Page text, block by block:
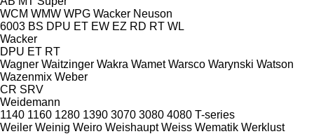
WCM WMW WPG Wacker Neuson
6003 BS DPU ET EW EZ RD RT WL
Wacker
DPU ET RT
Wagner Waitzinger Wakra Wamet Warsco Warynski Watson
Wazenmix Weber
CR SRV
Weidemann
1140 1160 1280 1390 3070 3080 4080 T-series
Weiler Weinig Weiro Weishaupt Weiss Wematik Werklust